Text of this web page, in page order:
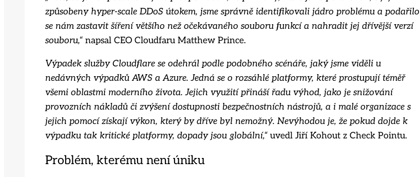
způsobeny hyper-scale DDoS útokem, jsme správně identifikovali jádro problému a podařilo
se nám zastavit šíření většího než očekávaného souboru funkcí a nahradit jej dřívější verzí
souboru,“ napsal CEO Cloudfaru Matthew Prince.
Výpadek služby Cloudflare se odehrál podle podobného scénáře, jaký jsme viděli u
nedávných výpadků AWS a Azure. Jedná se o rozsáhlé platformy, které prostupují téměř
všemi oblastmi moderního života. Jejich využití přináší řadu výhod, jako je snižování
provozních nákladů či zvýšení dostupnosti bezpečnostních nástrojů, a i malé organizace s
jejich pomocí získají výkon, který by dříve byl nemožný. Nevýhodou je, že pokud dojde k
výpadku tak kritické platformy, dopady jsou globální,“ uvedl Jiří Kohout z Check Pointu.
Problém, kterému není úniku